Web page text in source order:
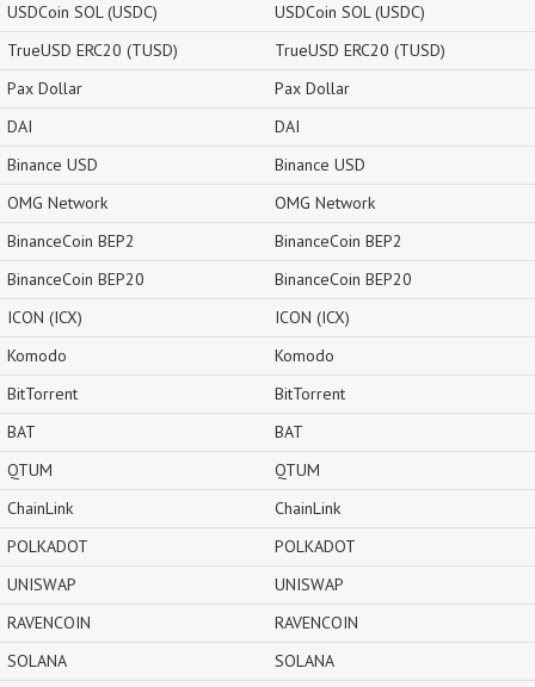
USDCoin SOL (USDC)
TrueUSD ERC20 (TUSD)
Pax Dollar
DAI
Binance USD
OMG Network
BinanceCoin BEP2
BinanceCoin BEP20
ICON (ICX)
Komodo
BitTorrent
BAT
QTUM
ChainLink
POLKADOT
UNISWAP
RAVENCOIN
SOLANA
USDCoin SOL (USDC)
TrueUSD ERC20 (TUSD)
Pax Dollar
DAI
Binance USD
OMG Network
BinanceCoin BEP2
BinanceCoin BEP20
ICON (ICX)
Komodo
BitTorrent
BAT
QTUM
ChainLink
POLKADOT
UNISWAP
RAVENCOIN
SOLANA